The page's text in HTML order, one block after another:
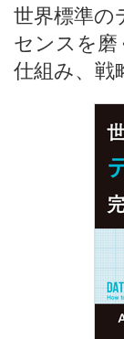
世界標準の
センスを磨
仕組み、戦